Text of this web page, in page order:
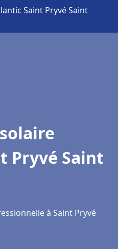
Saint Pryvé Saint
Pryvé Saint
à Saint Pryvé